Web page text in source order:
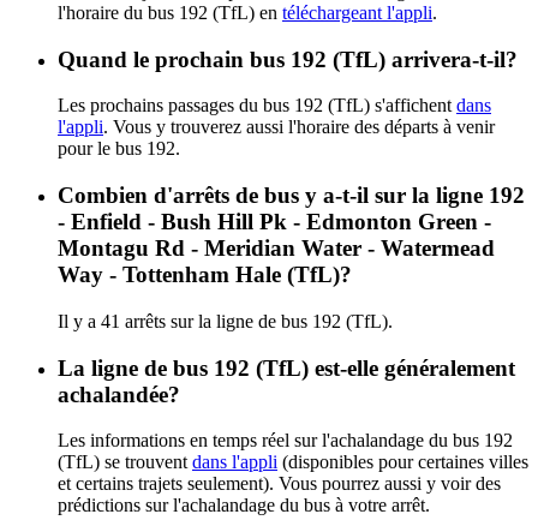
l'horaire du bus 192 (TfL) en téléchargeant l'appli.
Quand le prochain bus 192 (TfL) arrivera-t-il?
Les prochains passages du bus 192 (TfL) s'affichent dans
l'appli. Vous y trouverez aussi l'horaire des départs à venir
pour le bus 192.
Combien d'arrêts de bus y a-t-il sur la ligne 192
- Enfield - Bush Hill Pk - Edmonton Green -
Montagu Rd - Meridian Water - Watermead
Way - Tottenham Hale (TfL)?
Il y a 41 arrêts sur la ligne de bus 192 (TfL).
La ligne de bus 192 (TfL) est-elle généralement
achalandée?
Les informations en temps réel sur l'achalandage du bus 192
(TfL) se trouvent dans l'appli (disponibles pour certaines villes
et certains trajets seulement). Vous pourrez aussi y voir des
prédictions sur l'achalandage du bus à votre arrêt.